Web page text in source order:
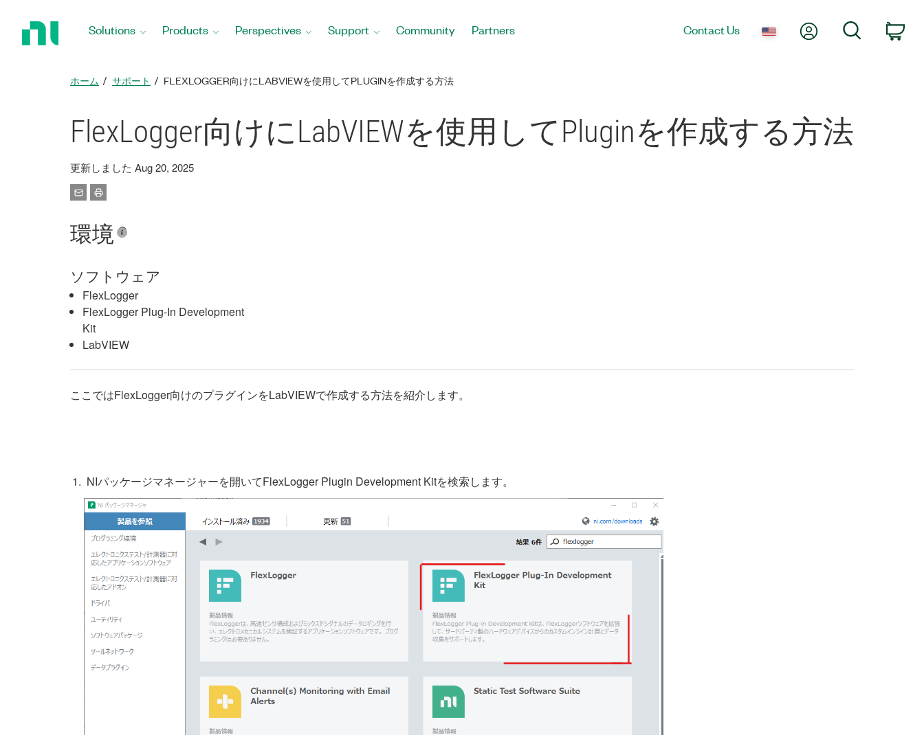
Solutions Products Perspectives Support Community Partners Contact Us My AccountSearch
ホーム サポート FLEXLOGGER向けにLABVIEWを使用してPLUGINを作成する方法
FlexLogger向けにLabVIEWを使用してPluginを作成する方法
更新しました Aug 20, 2025
環境
ソフトウェア
FlexLogger
FlexLogger Plug-In Development
Kit
LabVIEW
ここではFlexLogger向けのプラグインをLabVIEWで作成する方法を紹介します。
NIパッケージマネージャーを開いてFlexLogger Plugin Development Kitを検索します。